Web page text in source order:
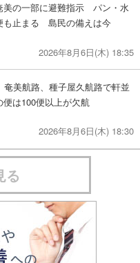
美の一部に避難指示 パン・水
も止まる 島民の備えは今
2026年8月6日(木) 18:35
奄美航路、種子屋久航路で軒並
は100便以上が欠航
2026年8月6日(木) 18:30
る